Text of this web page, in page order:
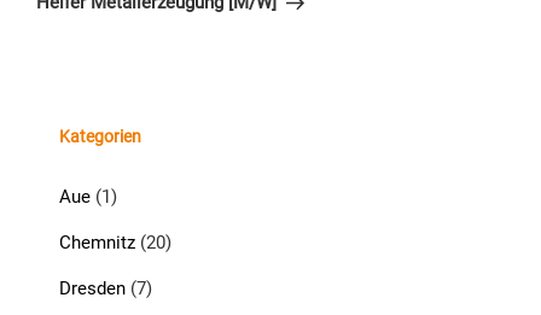
Kategorien
Aue(1)
Chemnitz(20)
Dresden(7)